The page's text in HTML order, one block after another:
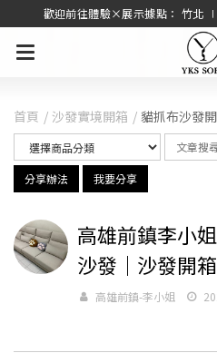
歡迎前往體驗×展示據點： 竹
首頁 沙發實境開箱 貓抓布沙發
分享辦法 我要分享
高雄前鎮李小
沙發｜沙發開
高雄前鎮-李小姐